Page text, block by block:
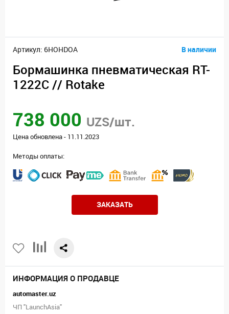
Артикул: 6HOHDOA В наличии
Бормашинка пневматическая RT-
1222C // Rotake
738 000 UZS/шт.
Цена обновлена - 11.11.2023
Методы оплаты:
ЗАКАЗАТЬ
ИНФОРМАЦИЯ О ПРОДАВЦЕ
automaster.uz
ЧП "LaunchAsia"